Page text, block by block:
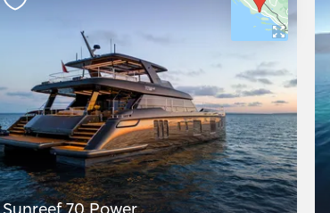
Sunreef 70 Power